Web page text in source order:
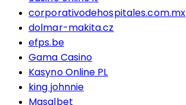
corporativodehospitales.com.mx
dolmar-makita.cz
efps.be
Gama Casino
Kasyno Online PL
king johnnie
Masalbet